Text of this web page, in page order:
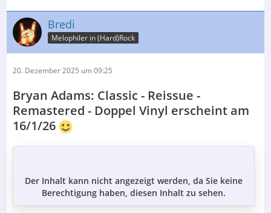
Bredi
Melophiler in (Hard)Rock
20. Dezember 2025 um 09:25
Bryan Adams: Classic - Reissue -
Remastered - Doppel Vinyl erscheint am
16/1/26
Der Inhalt kann nicht angezeigt werden, da Sie keine
Berechtigung haben, diesen Inhalt zu sehen.